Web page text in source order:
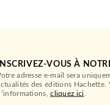
INSCRIVEZ-VOUS À
adresse e-mail sera
des éditions Hachette.
cliquez ici